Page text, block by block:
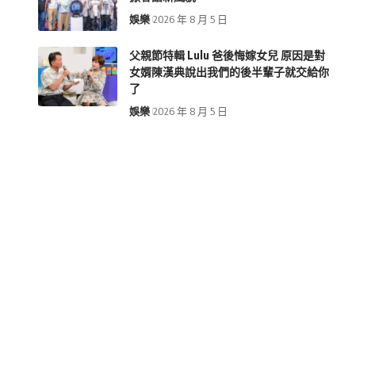
娛樂 2026 年 8 月 5 日
父親節特輯 Lulu 爸後悔嫁女兒 原因是對
女婿陳漢典說出我們的後半輩子就交給你
了
娛樂 2026 年 8 月 5 日